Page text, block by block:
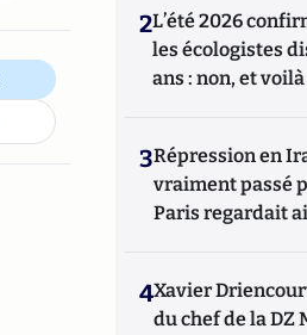
2L’été 2026
les écologistes
ans : non, et
3Répression en
vraiment passé
Paris regardait
4Xavier
du chef de la DZ